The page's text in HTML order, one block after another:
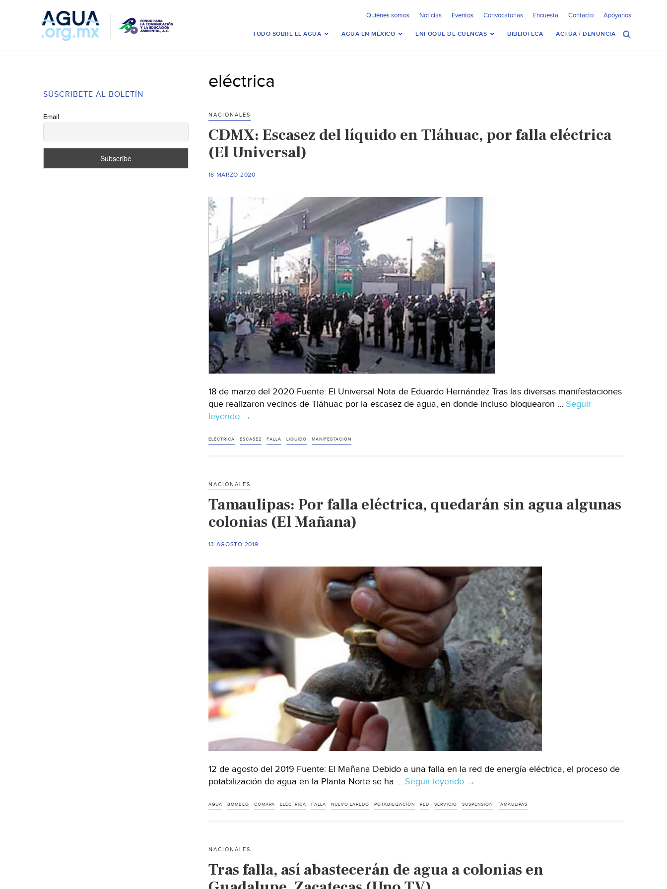
Quiénes somos Noticias Eventos Convocatorias Encuesta Contacto Apóyanos
TODO SOBRE EL AGUA AGUA EN MÉXICO ENFOQUE DE CUENCAS BIBLIOTECA ACTÚA / DENUNCIA
SÚSCRIBETE AL BOLETÍN
Email
eléctrica
NACIONALES
CDMX: Escasez del líquido en Tláhuac, por falla eléctrica
(El Universal)
18 MARZO 2020
18 de marzo del 2020 Fuente: El Universal Nota de Eduardo Hernández Tras las diversas manifestaciones
que realizaron vecinos de Tláhuac por la escasez de agua, en donde incluso bloquearon … Seguir
leyendo CDMX:
del
por
falla
eléctrica
(El
Universal)
→
ELÉCTRICA ESCASEZ FALLA LIQUIDO MANIFESTACION
NACIONALES
Tamaulipas: Por falla eléctrica, quedarán sin agua algunas
colonias (El Mañana)
13 AGOSTO 2019
12 de agosto del 2019 Fuente: El Mañana Debido a una falla en la red de energía eléctrica, el proceso de
potabilización de agua en la Planta Norte se ha … Seguir leyendo Tamaulipas:
falla
algunas
→
AGUA BOMBEO COMAPA ELÉCTRICA FALLA NUEVO LAREDO POTABILIZACIÓN RED SERVICIO SUSPENSIÓN TAMAULIPAS
NACIONALES
Tras falla, así abastecerán de agua a colonias en